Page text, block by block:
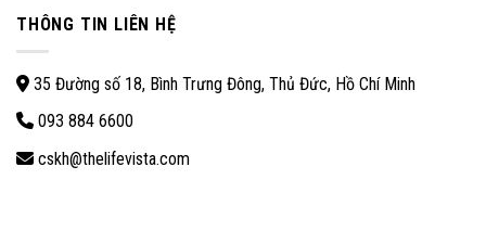
THÔNG TIN LIÊN HỆ
35 Đường số 18, Bình Trưng Đông, Thủ Đức, Hồ Chí Minh
093 884 6600
cskh@thelifevista.com